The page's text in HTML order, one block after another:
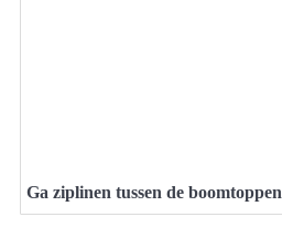
Ga ziplinen tussen de boomtoppen